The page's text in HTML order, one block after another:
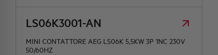
LS06K3001-AN
MINI CONTATTORE AEG LS06K 5,5KW 3P 1NC 230V
50/60HZ